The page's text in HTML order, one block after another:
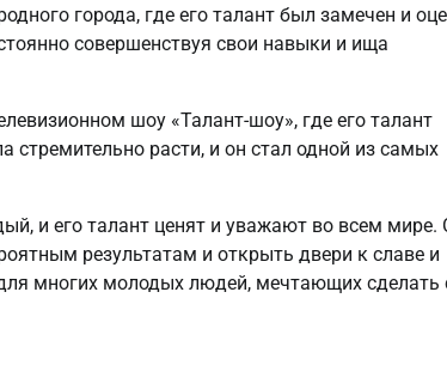
города, где его талант был замечен и
совершенствуя свои навыки и ища
шоу «Талант-шоу», где его талант
стремительно расти, и он стал одной из самых
и его талант ценят и уважают во всем мире.
результатам и открыть двери к славе и
многих молодых людей, мечтающих сделать